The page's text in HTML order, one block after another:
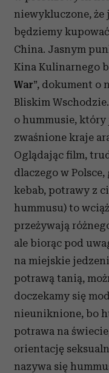
niewykluczone, że
będziemy
China. Jasnym
Kina Kulinarnego
War”, dokument o
Bliskim
o hummusie, który
zwaśnione kraje
Oglądając film,
dlaczego w
kebab, potrawy z
hummusu) to
przeżywają
ale biorąc pod
na miejskie
potrawą tanią,
doczekamy się
nieuniknione, bo
potrawa na
orientację
nazywa się